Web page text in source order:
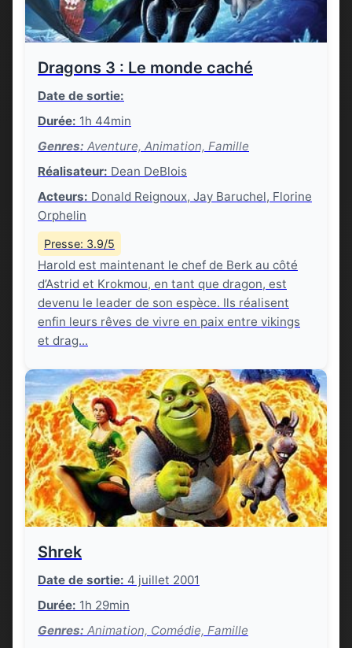
Dragons 3 : Le monde caché
Date de sortie:
Durée: 1h 44min
Genres: Aventure, Animation, Famille
Réalisateur: Dean DeBlois
Acteurs: Donald Reignoux, Jay Baruchel, Florine
Orphelin
Presse: 3.9/5
Harold est maintenant le chef de Berk au côté
d’Astrid et Krokmou, en tant que dragon, est
devenu le leader de son espèce. Ils réalisent
enfin leurs rêves de vivre en paix entre vikings
et drag...
Shrek
Date de sortie: 4 juillet 2001
Durée: 1h 29min
Genres: Animation, Comédie, Famille